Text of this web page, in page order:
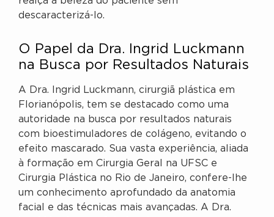
descaracterizá-lo.
O Papel da Dra. Ingrid Luckmann
na Busca por Resultados Naturais
A Dra. Ingrid Luckmann, cirurgiã plástica em
Florianópolis, tem se destacado como uma
autoridade na busca por resultados naturais
com bioestimuladores de colágeno, evitando o
efeito mascarado. Sua vasta experiência, aliada
à formação em Cirurgia Geral na UFSC e
Cirurgia Plástica no Rio de Janeiro, confere-lhe
um conhecimento aprofundado da anatomia
facial e das técnicas mais avançadas. A Dra.